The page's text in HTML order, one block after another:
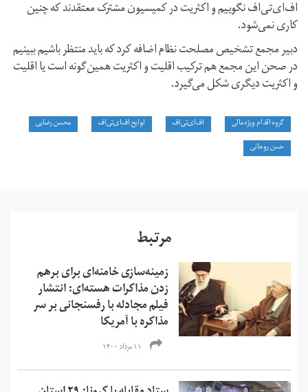
اف‌ای‌تی‌اف نگوییم و اکثریت در کمیسیون مشترک معتقدند که چنین
کاری نمی‌شود.
دبیر مجمع تشخیص مصلحت نظام اضافه کرد که باید منتظر باشیم ببینیم
در صحن این مجمع هم ترکیب اقلیت و اکثریت همین‌گونه است یا اقلیت
و اکثریت دیگری شکل می‌گیرد.
گروه اقدام ویژه مالی اف‌ای‌تی‌اف لوایح اف‌ای‌تی‌اف
محسن رضایی
حسن روحانی
مرتبط
زمینه‌سازی خامنه‌ای برای برهم
زدن مذاکرات هسته‌ای: انتشار
فیلم مجادله با رفسنجانی بر سر
مذاکره با آمریکا
۱۱ مرداد ۱۴۰۰